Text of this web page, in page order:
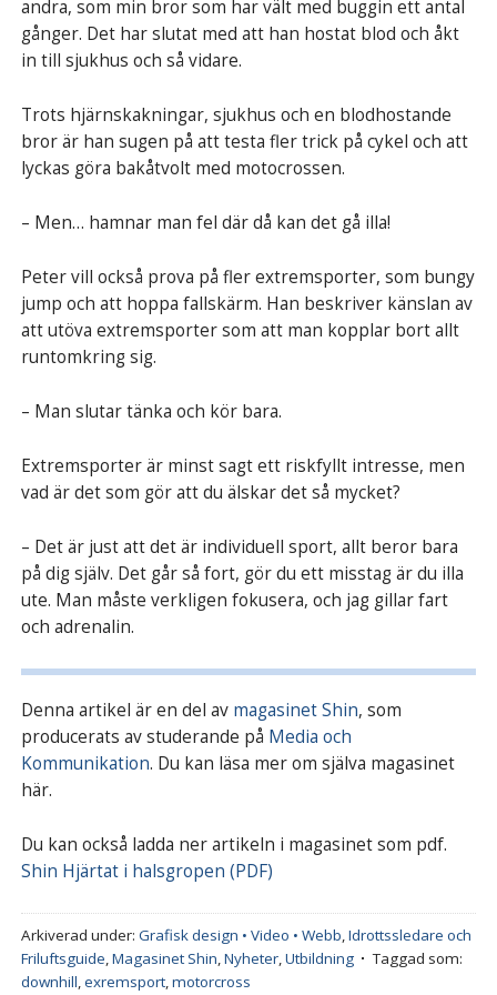
andra, som min bror som har vält med buggin ett antal
gånger. Det har slutat med att han hostat blod och åkt
in till sjukhus och så vidare.
Trots hjärnskakningar, sjukhus och en blodhostande
bror är han sugen på att testa fler trick på cykel och att
lyckas göra bakåtvolt med motocrossen.
– Men… hamnar man fel där då kan det gå illa!
Peter vill också prova på fler extremsporter, som bungy
jump och att hoppa fallskärm. Han beskriver känslan av
att utöva extremsporter som att man kopplar bort allt
runtomkring sig.
– Man slutar tänka och kör bara.
Extremsporter är minst sagt ett riskfyllt intresse, men
vad är det som gör att du älskar det så mycket?
– Det är just att det är individuell sport, allt beror bara
på dig själv. Det går så fort, gör du ett misstag är du illa
ute. Man måste verkligen fokusera, och jag gillar fart
och adrenalin.
Denna artikel är en del av magasinet Shin, som
producerats av studerande på Media och
Kommunikation. Du kan läsa mer om själva magasinet
här.
Du kan också ladda ner artikeln i magasinet som pdf.
Shin Hjärtat i halsgropen (PDF)
Arkiverad under:Grafisk design • Video • Webb,Idrottssledare och
Friluftsguide,Magasinet Shin,Nyheter,Utbildning
Taggad som:
downhill,exremsport,motorcross